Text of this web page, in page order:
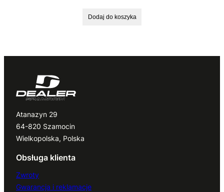
Dodaj do koszyka
Atanazyn 29
64-820 Szamocin
Wielkopolska, Polska
Obsługa klienta
Zwroty
Gwarancja i reklamacje